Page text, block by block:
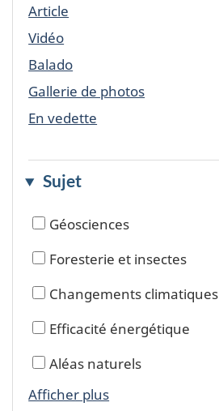
Article
Vidéo
Balado
Gallerie de photos
En vedette
Sujet
Géosciences
Foresterie et insectes
Changements climatiques
Efficacité énergétique
Aléas naturels
Afficher plus